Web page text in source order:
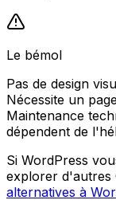
Le bémol
Pas de design
Nécessite un
Maintenance
dépendent de
Si WordPress
explorer d'autres
alternatives à